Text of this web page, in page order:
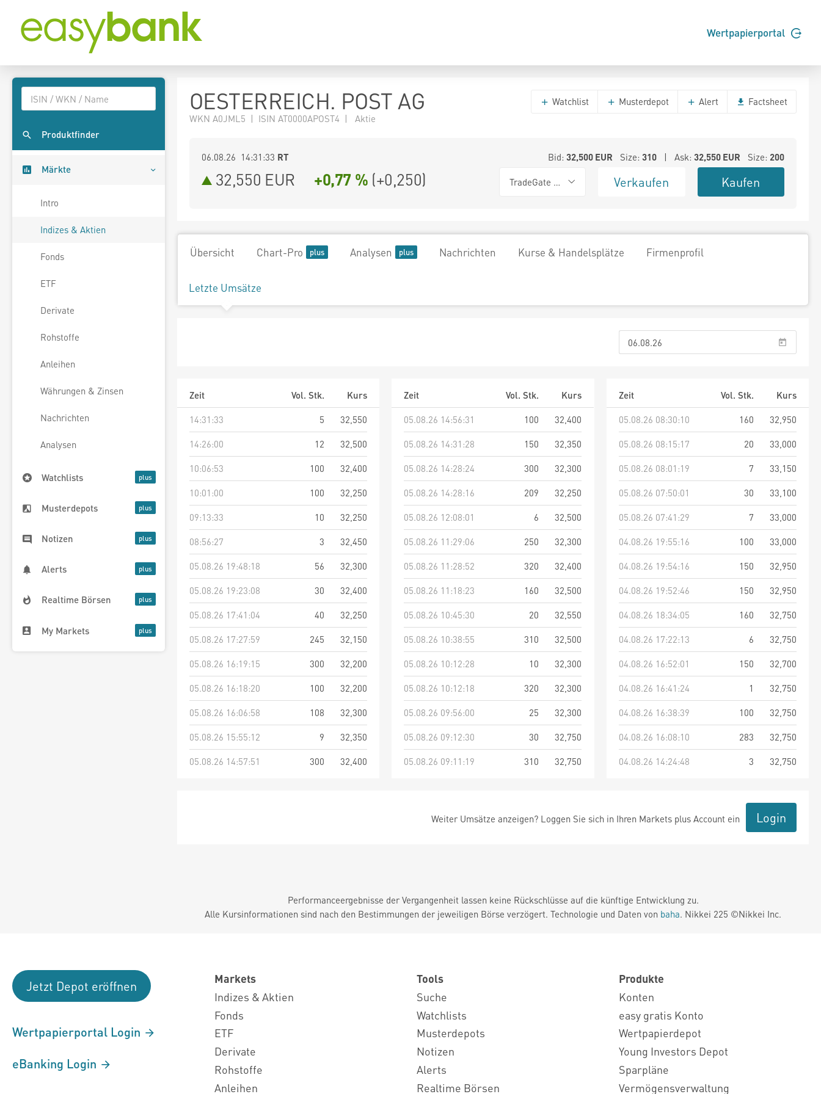
Wertpapierportal
Produktfinder
Märkte
Intro
Indizes & Aktien
Fonds
ETF
Derivate
Rohstoffe
Anleihen
Währungen & Zinsen
Nachrichten
Analysen
Watchlists
Musterdepots
Notizen
Alerts
Realtime Börsen
My Markets
OESTERREICH. POST AG
WKN A0JML5 | ISIN AT0000APOST4 | Aktie
Watchlist Musterdepot Alert Factsheet
06.08.26 14:31:33 RT Bid: 32,500EUR Size: 310| Ask: 32,550EUR Size: 200
32,550 EUR +0,77 % (+0,250) TradeGate BSX Verkaufen Kaufen
Übersicht Chart-Pro Analysen Nachrichten Kurse & Handelsplätze Firmenprofil
Letzte Umsätze
Zeit Vol. Stk.
Kurs
14:31:33
5
32,550
14:26:00
12
32,500
10:06:53
100
32,400
10:01:00
100
32,250
09:13:33
10
32,250
08:56:27
3
32,450
05.08.26 19:48:18
56
32,300
05.08.26 19:23:08
30
32,400
05.08.26 17:41:04
40
32,250
05.08.26 17:27:59
245
32,150
05.08.26 16:19:15
300
32,200
05.08.26 16:18:20
100
32,200
05.08.26 16:06:58
108
32,300
05.08.26 15:55:12
9
32,350
05.08.26 14:57:51
300 32,400
Zeit Vol. Stk.
Kurs
05.08.26 14:56:31
100
32,400
05.08.26 14:31:28
150
32,350
05.08.26 14:28:24
300
32,300
05.08.26 14:28:16
209
32,250
05.08.26 12:08:01
6
32,500
05.08.26 11:29:06
250
32,300
05.08.26 11:28:52
320
32,400
05.08.26 11:18:23
160
32,500
05.08.26 10:45:30
20
32,550
05.08.26 10:38:55
310
32,500
05.08.26 10:12:28
10
32,300
05.08.26 10:12:18
320
32,300
05.08.26 09:56:00
25
32,300
05.08.26 09:12:30
30
32,750
05.08.26 09:11:19
310 32,750
Zeit Vol. Stk.
Kurs
05.08.26 08:30:10
160
32,950
05.08.26 08:15:17
20
33,000
05.08.26 08:01:19
7
33,150
05.08.26 07:50:01
30
33,100
05.08.26 07:41:29
7
33,000
04.08.26 19:55:16
100
33,000
04.08.26 19:54:16
150
32,950
04.08.26 19:52:46
150
32,950
04.08.26 18:34:05
160
32,750
04.08.26 17:22:13
6
32,750
04.08.26 16:52:01
150
32,700
04.08.26 16:41:24
1
32,750
04.08.26 16:38:39
100
32,750
04.08.26 16:08:10
283
32,750
04.08.26 14:24:48
3 32,750
Weiter Umsätze anzeigen? Loggen Sie sich in Ihren Markets plus Account ein Login
Performanceergebnisse der Vergangenheit lassen keine Rückschlüsse auf die künftige Entwicklung zu.
Alle Kursinformationen sind nach den Bestimmungen der jeweiligen Börse verzögert. Technologie und Daten von baha. Nikkei 225 ©Nikkei Inc.
Jetzt Depot eröffnen
Wertpapierportal Login
eBanking Login
Markets
Indizes & Aktien
Fonds
ETF
Derivate
Rohstoffe
Anleihen
Tools
Suche
Watchlists
Musterdepots
Notizen
Alerts
Realtime Börsen
Produkte
Konten
easy gratis Konto
Wertpapierdepot
Young Investors Depot
Sparpläne
Vermögensverwaltung